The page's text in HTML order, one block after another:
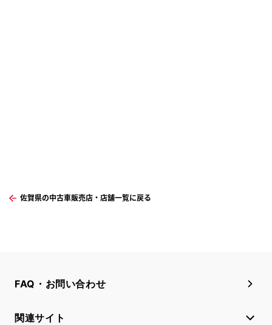
佐賀県の中古車販売店・店舗一覧に戻る
FAQ・お問い合わせ
関連サイト